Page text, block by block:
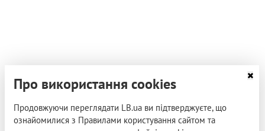
Про використання cookies
Продовжуючи переглядати LB.ua ви підтверджуєте, що
ознайомилися з Правилами користування сайтом та